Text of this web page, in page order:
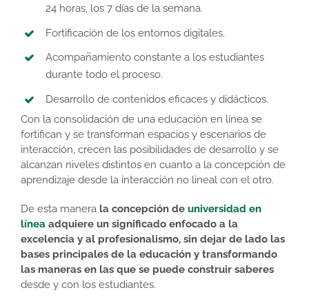
24 horas, los 7 días de la semana.
Fortificación de los entornos digitales.
Acompañamiento constante a los estudiantes
durante todo el proceso.
Desarrollo de contenidos eficaces y didácticos.
Con la consolidación de una educación en línea se
fortifican y se transforman espacios y escenarios de
interacción, crecen las posibilidades de desarrollo y se
alcanzan niveles distintos en cuanto a la concepción de
aprendizaje desde la interacción no lineal con el otro.
De esta manera la concepción de universidad en
línea adquiere un significado enfocado a la
excelencia y al profesionalismo, sin dejar de lado las
bases principales de la educación y transformando
las maneras en las que se puede construir saberes
desde y con los estudiantes.